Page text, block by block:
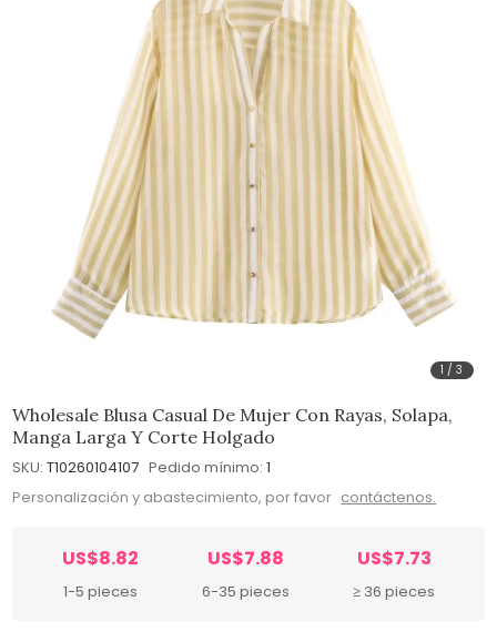
1 /3
Wholesale Blusa Casual De Mujer Con Rayas, Solapa,
Manga Larga Y Corte Holgado
SKU: T10260104107 Pedido mínimo: 1
Personalización y abastecimiento, por favor contáctenos.
US$8.82
1-5 pieces
US$7.88
6-35 pieces
US$7.73
≥ 36 pieces